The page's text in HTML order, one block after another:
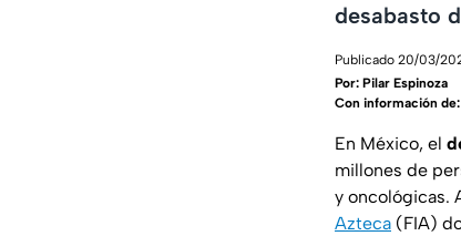
desabasto
Publicado 20/03/
Por: Pilar Espinoza
Con información
En México, el
millones de
y oncológicas.
Azteca (FIA)